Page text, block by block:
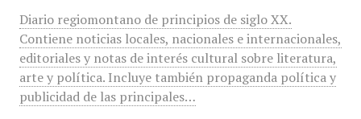
Diario regiomontano de principios de siglo XX.
Contiene noticias locales, nacionales e internacionales,
editoriales y notas de interés cultural sobre literatura,
arte y política. Incluye también propaganda política y
publicidad de las principales…